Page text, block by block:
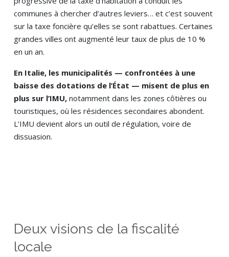
communes à chercher d’autres leviers… et c’est souvent
sur la taxe foncière qu’elles se sont rabattues. Certaines
grandes villes ont augmenté leur taux de plus de 10 %
en un an.
En Italie, les municipalités — confrontées à une
baisse des dotations de l’État — misent de plus en
plus sur l’IMU, notamment dans les zones côtières ou
touristiques, où les résidences secondaires abondent.
L’IMU devient alors un outil de régulation, voire de
dissuasion.
Deux visions de la fiscalité
locale